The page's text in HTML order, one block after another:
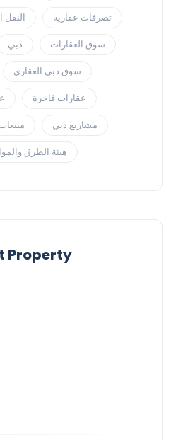
النقل تصرفات عقارية
دبي سوق العقارات
سوق دبي العقاري
عقارات فاخرة
مشاريع دبي
هيئة الطرق
Property